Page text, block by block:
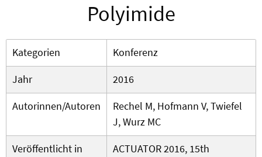
Polyimide
Kategorien
Konferenz
Jahr
2016
Autorinnen/Autoren
Rechel M, Hofmann V, Twiefel
J, Wurz MC
Veröffentlicht in
ACTUATOR 2016, 15th